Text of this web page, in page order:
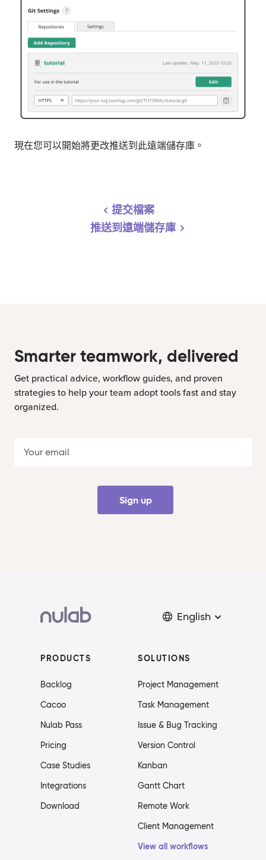
現在您可以開始將更改推送到此遠端儲存庫。
提交檔案
推送到遠端儲存庫
Smarter teamwork, delivered
Get practical advice, workflow guides, and proven
strategies to help your team adopt tools fast and stay
organized.
Sign up
English
PRODUCTS
Backlog
Cacoo
Nulab Pass
Pricing
Case Studies
Integrations
Download
SOLUTIONS
Project Management
Task Management
Issue & Bug Tracking
Version Control
Kanban
Gantt Chart
Remote Work
Client Management
View all workflows